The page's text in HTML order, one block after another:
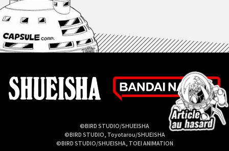
©BIRD STUDIO/SHUEISHA
©BIRD STUDIO, Toyotarou/SHUEISHA
©BIRD STUDIO/SHUEISHA, TOEI ANIMATION